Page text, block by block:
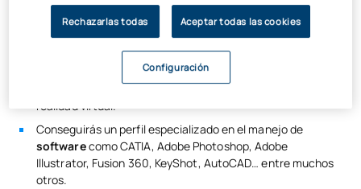
diseño asistido por ordenador (DAO), cálculo por
elementos finitos (FEM) y simulación de procesos de
fabricación (CAM).
productos innovadores
integrando tecnologías emergentes como impresión 3D y
realidad virtual.
Conseguirás un perfil especializado en el manejo de
softwarecomo CATIA, Adobe Photoshop, Adobe
Illustrator, Fusion 360, KeyShot, AutoCAD… entre muchos
otros.
Rechazarlas todas Aceptar todas las cookies
Configuración